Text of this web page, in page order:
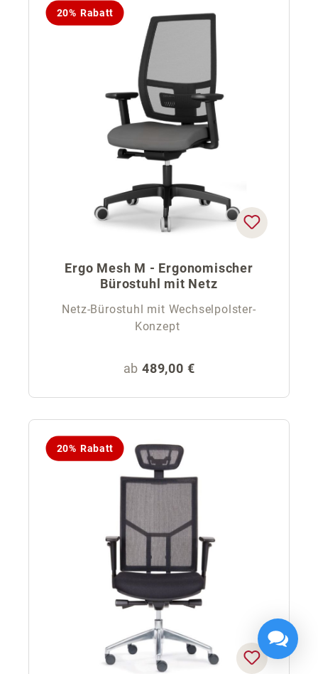
20% Rabatt
Ergo Mesh M - Ergonomischer
Bürostuhl mit Netz
Netz-Bürostuhl mit Wechselpolster-
Konzept
Regulärer Preis:
ab 489,00 €
20% Rabatt